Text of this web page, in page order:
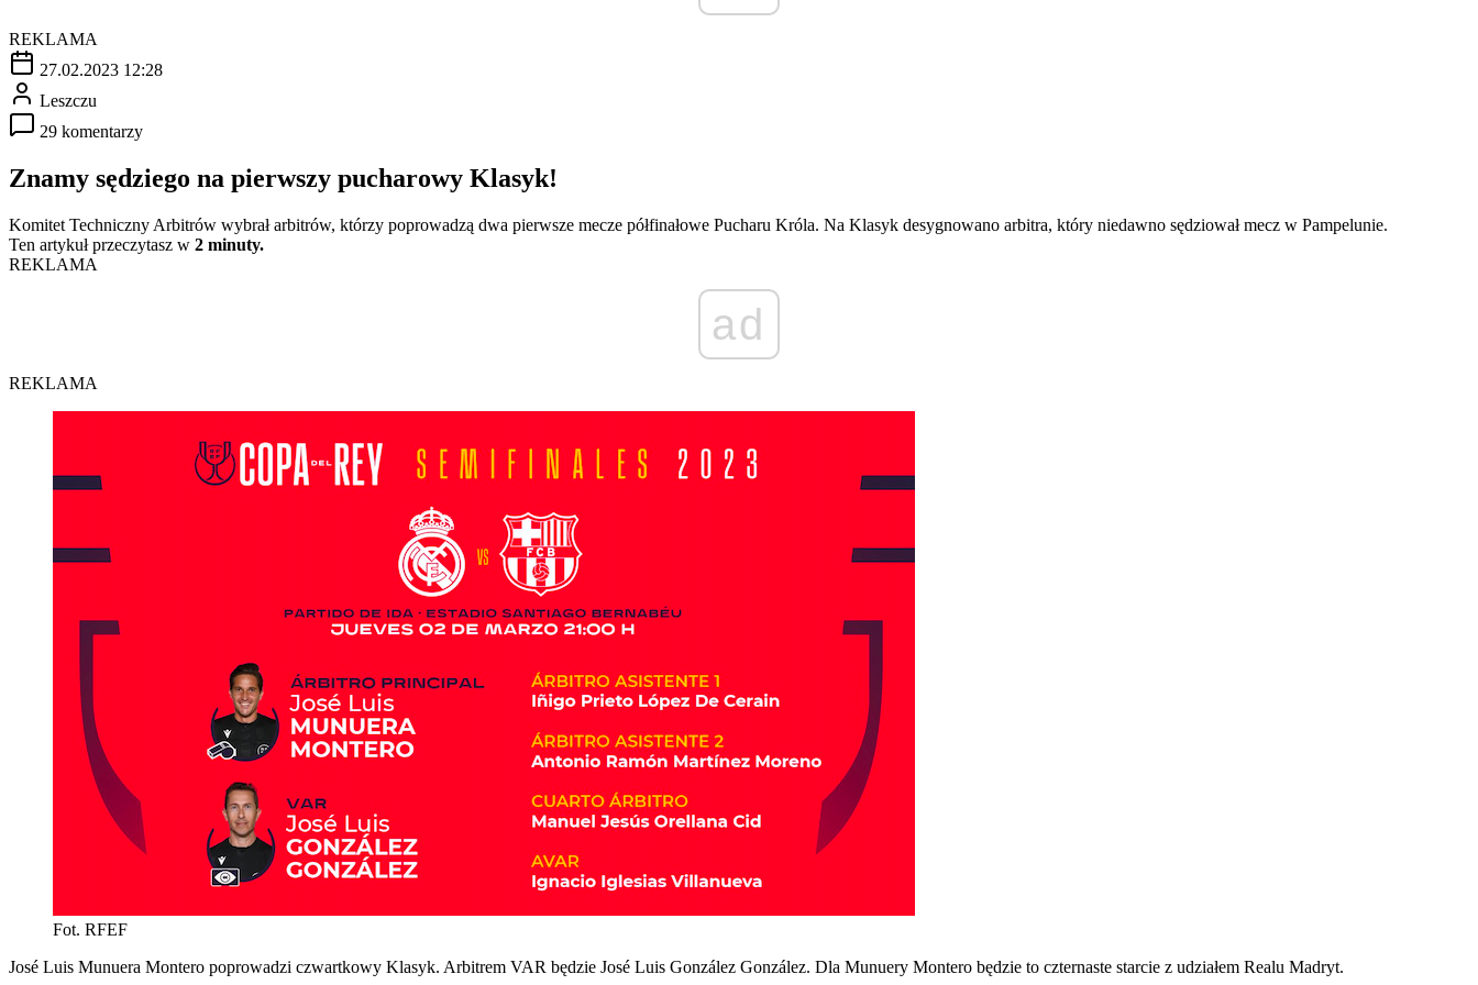
REKLAMA
27.02.2023 12:28
Leszczu
29 komentarzy
Znamy sędziego na pierwszy pucharowy Klasyk!
Komitet Techniczny Arbitrów wybrał arbitrów, którzy poprowadzą dwa pierwsze mecze półfinałowe Pucharu Króla. Na Klasyk desygnowano arbitra, który niedawno sędziował mecz w Pampelunie.
Ten artykuł przeczytasz w 2 minuty.
REKLAMA
ad
REKLAMA
Fot. RFEF
José Luis Munuera Montero poprowadzi czwartkowy Klasyk. Arbitrem VAR będzie José Luis González González. Dla Munuery Montero będzie to czternaste starcie z udziałem Realu Madryt.